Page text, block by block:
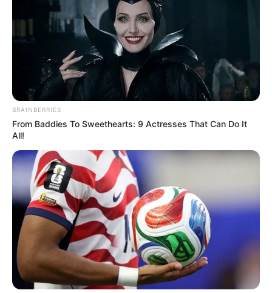
BRAINBERRIES
From Baddies To Sweethearts: 9 Actresses That Can Do It
All!